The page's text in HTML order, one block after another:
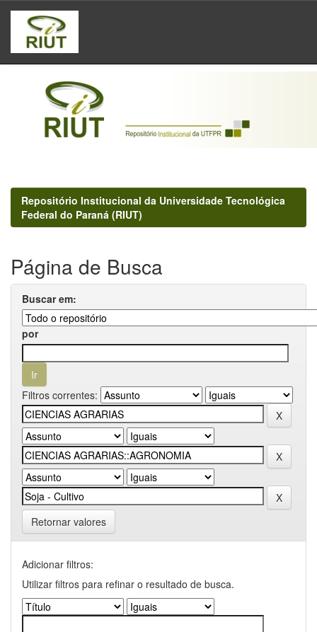
Skip
navigation
Repositório Institucional da Universidade Tecnológica
Federal do Paraná (RIUT)
Página de Busca
Buscar em:
por
Filtros correntes:
Retornar valores
Adicionar filtros:
Utilizar filtros para refinar o resultado de busca.